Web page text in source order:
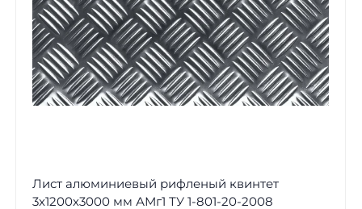
Лист алюминиевый рифленый квинтет
3х1200х3000 мм АМг1 ТУ 1-801-20-2008